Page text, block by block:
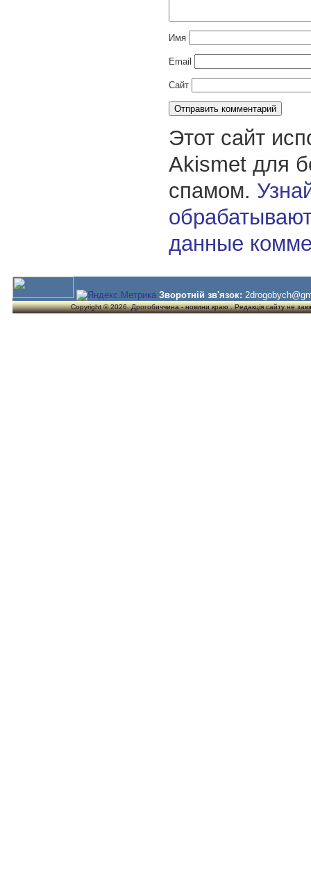
Имя
Email
Сайт
Этот сайт
Akismet для
спамом.
данные
Зворотній зв'язок:
Copyright © 2026. Дрогобиччина - новини краю . Редакція сайту не